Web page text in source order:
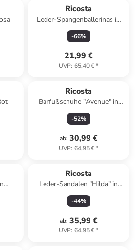
Ricosta
Leder-Spangenballerinas in
Dunkelblau
-66%
21,99 €
UVP: 65,40 €*
Ricosta
Barfußschuhe "Avenue" in
Grau
-52%
ab: 30,99 €
UVP: 64,95 €*
Ricosta
Leder-Sandalen "Hilda" in
Beige
-44%
ab: 35,99 €
UVP: 64,95 €*